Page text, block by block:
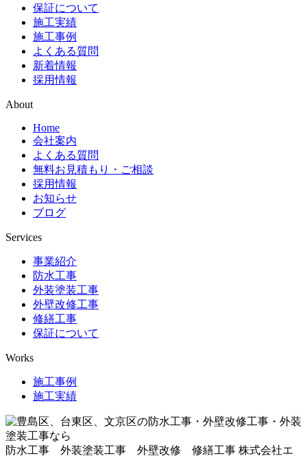
保証について
施工実績
施工事例
よくある質問
新着情報
採用情報
About
Home
会社案内
よくある質問
無料お見積もり・ご相談
採用情報
お知らせ
ブログ
Services
事業紹介
防水工事
外装塗装工事
外壁改修工事
修繕工事
保証について
Works
施工事例
施工実績
防水工事 外装塗装工事 外壁改修 修繕工事 株式会社エ